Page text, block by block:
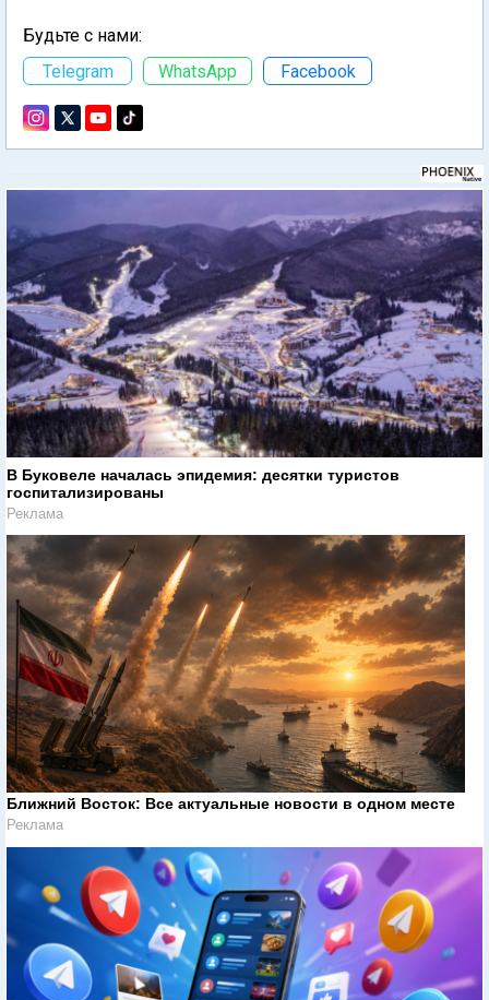
Будьте с нами:
Telegram
WhatsApp Facebook
В Буковеле началась эпидемия: десятки туристов
госпитализированы
Реклама
Ближний Восток: Все актуальные новости в одном месте
Реклама